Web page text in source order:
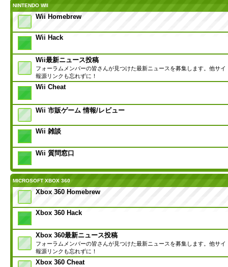
NINTENDO WII
Wii Homebrew
Wii Hack
Wii最新ニュース投稿
フォーラムメンバーの皆さんが見つけた最新ニュースを募集します。他サイ
報源リンクも忘れずに！
Wii Cheat
Wii 市販ゲーム 情報/レビュー
Wii 雑談
Wii 質問窓口
MICROSOFT XBOX 360
Xbox 360 Homebrew
Xbox 360 Hack
Xbox 360最新ニュース投稿
フォーラムメンバーの皆さんが見つけた最新ニュースを募集します。他サイ
報源リンクも忘れずに！
Xbox 360 Cheat